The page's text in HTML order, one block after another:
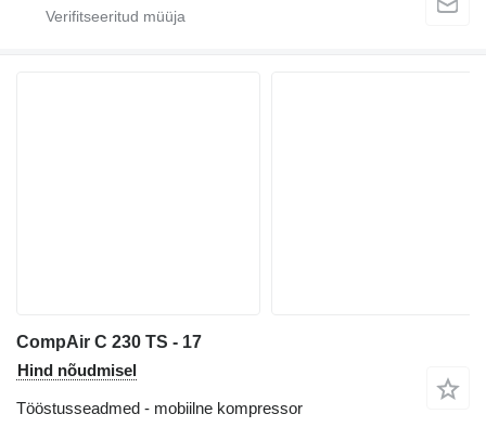
CompAir C 230 TS - 17
Hind nõudmisel
Tööstusseadmed - mobiilne kompressor